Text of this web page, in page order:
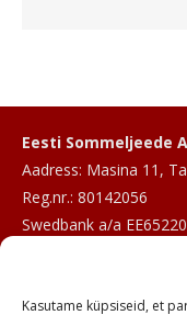
Kasutame küpsiseid, et
Eesti Sommeljeede
Aadress: Masina 11,
Reg.nr.: 80142056
Swedbank a/a